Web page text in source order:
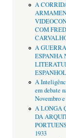
A
COM
A
ESPANHA
A
em debate
Novembro
A LONGA
DA
1933